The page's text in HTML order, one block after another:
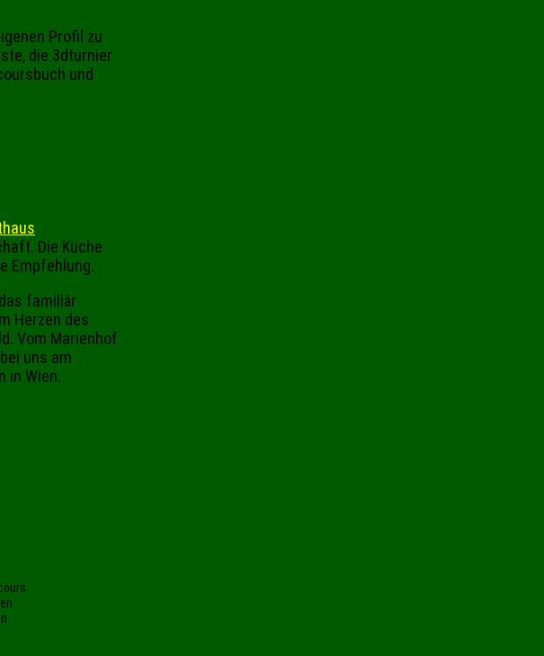
Profil zu
die 3dturnier
und
Die Küche
Empfehlung.
familiär
Herzen des
Vom Marienhof
uns am
in Wien.